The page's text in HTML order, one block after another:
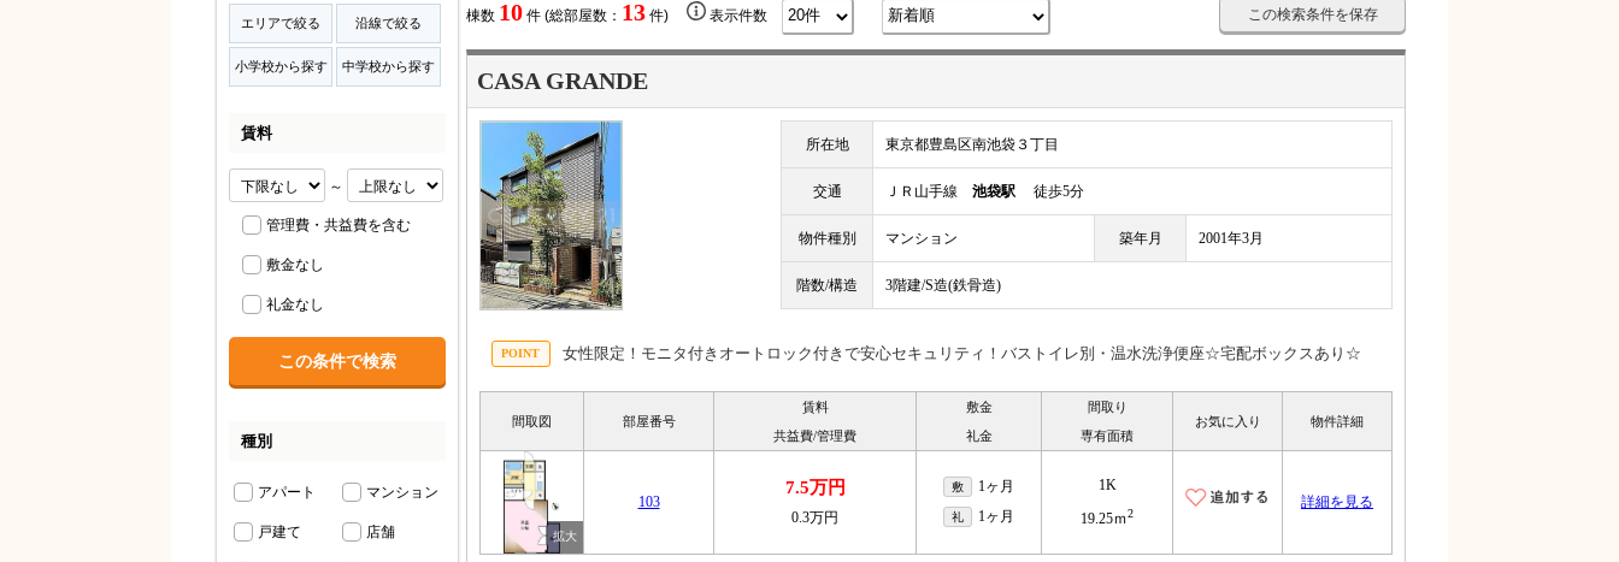
棟数 10 件 (総部屋数： 13 件) 表示件数 この検索条件を保存
CASA GRANDE
所在地 東京都豊島区南池袋３丁目
交通 ＪＲ山手線 池袋駅 徒歩5分
物件種別 マンション 築年月 2001年3月
階数/構造 3階建/S造(鉄骨造)
女性限定！モニタ付きオートロック付きで安心セキュリティ！バストイレ別・温水洗浄便座☆宅配ボックスあり☆
間取図 部屋番号
賃料
共益費/管理費
敷金
礼金
間取り
専有面積
お気に入り 物件詳細
103
7.5万円
0.3万円
敷 1ヶ月
礼 1ヶ月
1K
19.25ｍ2
詳細を見る
エリアで絞る 沿線で絞る
小学校から探す 中学校から探す
賃料
～
管理費・共益費を含む
敷金なし
礼金なし
種別
アパート マンション
戸建て 店舗